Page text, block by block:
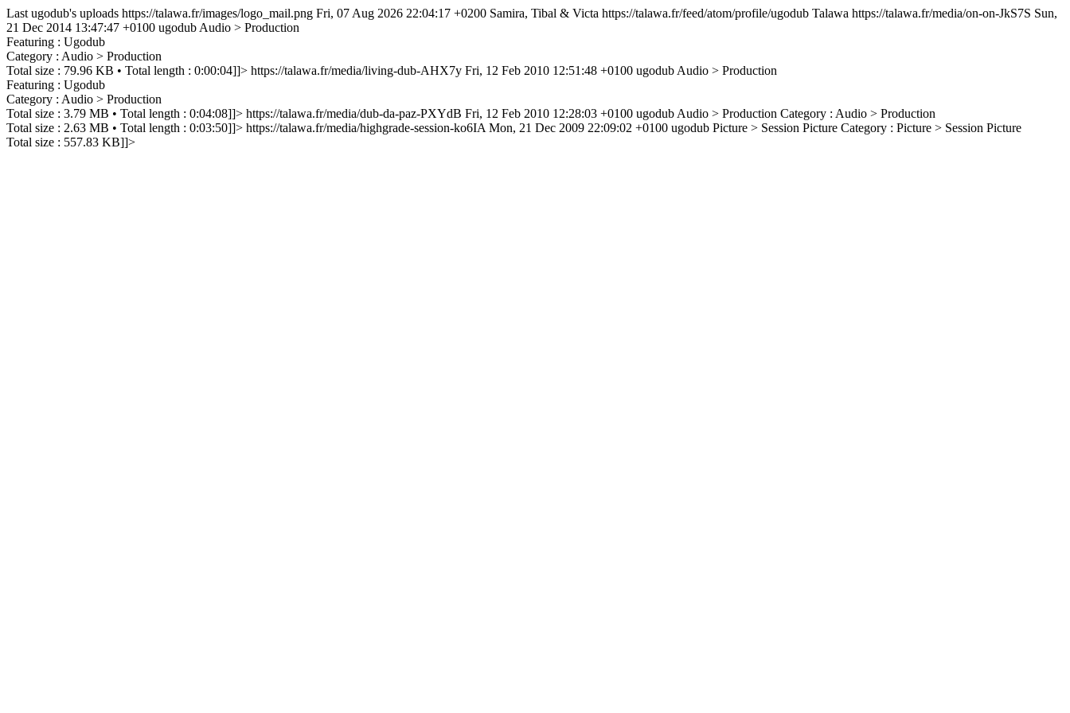
Last ugodub's uploads https://talawa.fr/images/logo_mail.png Fri, 07 Aug 2026 22:04:17 +0200 Samira, Tibal & Victa https://talawa.fr/feed/atom/profile/ugodub Talawa https://talawa.fr/media/on-on-JkS7S Sun,
21 Dec 2014 13:47:47 +0100 ugodub Audio > Production
Featuring : Ugodub
Category : Audio > Production
Total size : 79.96 KB • Total length : 0:00:04]]> https://talawa.fr/media/living-dub-AHX7y Fri, 12 Feb 2010 12:51:48 +0100 ugodub Audio > Production
Featuring : Ugodub
Category : Audio > Production
Total size : 3.79 MB • Total length : 0:04:08]]> https://talawa.fr/media/dub-da-paz-PXYdB Fri, 12 Feb 2010 12:28:03 +0100 ugodub Audio > Production Category : Audio > Production
Total size : 2.63 MB • Total length : 0:03:50]]> https://talawa.fr/media/highgrade-session-ko6IA Mon, 21 Dec 2009 22:09:02 +0100 ugodub Picture > Session Picture Category : Picture > Session Picture
Total size : 557.83 KB]]>